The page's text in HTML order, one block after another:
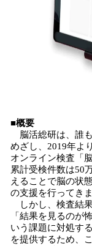
■概要
脳活総研は、誰
めざし、2019年よ
オンライン検査「
累計受検件数は50
えることで脳の状
の支援を行ってきま
しかし、検査結果
「結果を見るのが
いう課題に対処す
を提供するため、